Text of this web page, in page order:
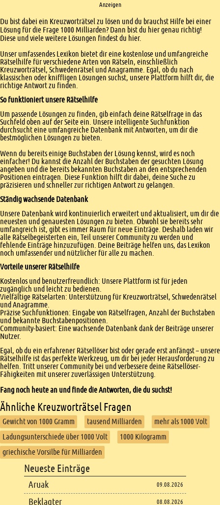
Anzeigen
Einleitung
Du bist dabei ein Kreuzworträtsel zu lösen und du brauchst Hilfe bei einer
Lösung für die Frage 1000 Milliarden? Dann bist du hier genau richtig!
Diese und viele weitere Lösungen findest du hier.
Unser umfassendes Lexikon bietet dir eine kostenlose und umfangreiche
Rätselhilfe für verschiedene Arten von Rätseln, einschließlich
Kreuzworträtsel, Schwedenrätsel und Anagramme. Egal, ob du nach
klassischen oder kniffligen Lösungen suchst, unsere Plattform hilft dir, die
richtige Antwort zu finden.
So funktioniert unsere Rätselhilfe
Um passende Lösungen zu finden, gib einfach deine Rätselfrage in das
Suchfeld oben auf der Seite ein. Unsere intelligente Suchfunktion
durchsucht eine umfangreiche Datenbank mit Antworten, um dir die
bestmöglichen Lösungen zu bieten.
Wenn du bereits einige Buchstaben der Lösung kennst, wird es noch
einfacher! Du kannst die Anzahl der Buchstaben der gesuchten Lösung
angeben und die bereits bekannten Buchstaben an den entsprechenden
Positionen eintragen. Diese Funktion hilft dir dabei, deine Suche zu
präzisieren und schneller zur richtigen Antwort zu gelangen.
Ständig wachsende Datenbank
Unsere Datenbank wird kontinuierlich erweitert und aktualisiert, um dir die
neuesten und genauesten Lösungen zu bieten. Obwohl sie bereits sehr
umfangreich ist, gibt es immer Raum für neue Einträge. Deshalb laden wir
alle Rätselbegeisterten ein, Teil unserer Community zu werden und
fehlende Einträge hinzuzufügen. Deine Beiträge helfen uns, das Lexikon
noch umfassender und nützlicher für alle zu machen.
Vorteile unserer Rätselhilfe
Kostenlos und benutzerfreundlich: Unsere Plattform ist für jeden
zugänglich und leicht zu bedienen.
Vielfältige Rätselarten: Unterstützung für Kreuzworträtsel, Schwedenrätsel
und Anagramme.
Präzise Suchfunktionen: Eingabe von Rätselfragen, Anzahl der Buchstaben
und bekannte Buchstabenpositionen.
Community-basiert: Eine wachsende Datenbank dank der Beiträge unserer
Nutzer.
Egal, ob du ein erfahrener Rätsellöser bist oder gerade erst anfängst – unsere
Rätselhilfe ist das perfekte Werkzeug, um dir bei jeder Herausforderung zu
helfen. Tritt unserer Community bei und verbessere deine Rätsellöser-
Fähigkeiten mit unserer zuverlässigen Unterstützung.
Fang noch heute an und finde die Antworten, die du suchst!
Ähnliche Kreuzworträtsel Fragen
Gewicht von 1000 Gramm tausend Milliarden
mehr als 1000 Volt
Ladungsunterschiede über 1000 Volt
1000 Kilogramm
griechische Vorsilbe für Milliarden
Footer content
Neueste Einträge
Aruak 09.08.2026
Beklagter 08.08.2026